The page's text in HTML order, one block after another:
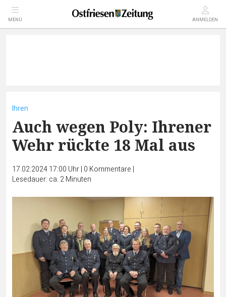
MENÜ ANMELDEN
Ihren
Auch wegen Poly: Ihrener
Wehr rückte 18 Mal aus
17.02.2024 17:00 Uhr| 0 Kommentare |
Lesedauer: ca. 2 Minuten